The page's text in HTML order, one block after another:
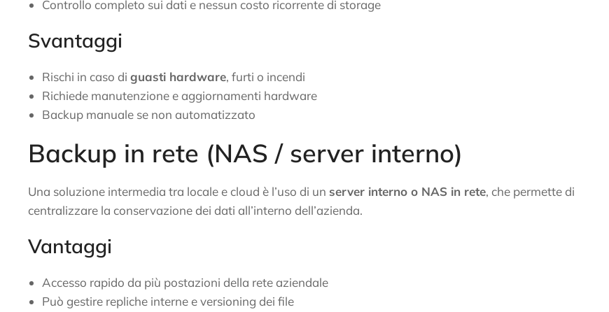
Controllo completo sui dati e nessun costo ricorrente di storage
Svantaggi
Rischi in caso di guasti hardware, furti o incendi
Richiede manutenzione e aggiornamenti hardware
Backup manuale se non automatizzato
Backup in rete (NAS / server interno)
Una soluzione intermedia tra locale e cloud è l’uso di un server interno o NAS in rete, che permette di
centralizzare la conservazione dei dati all’interno dell’azienda.
Vantaggi
Accesso rapido da più postazioni della rete aziendale
Può gestire repliche interne e versioning dei file